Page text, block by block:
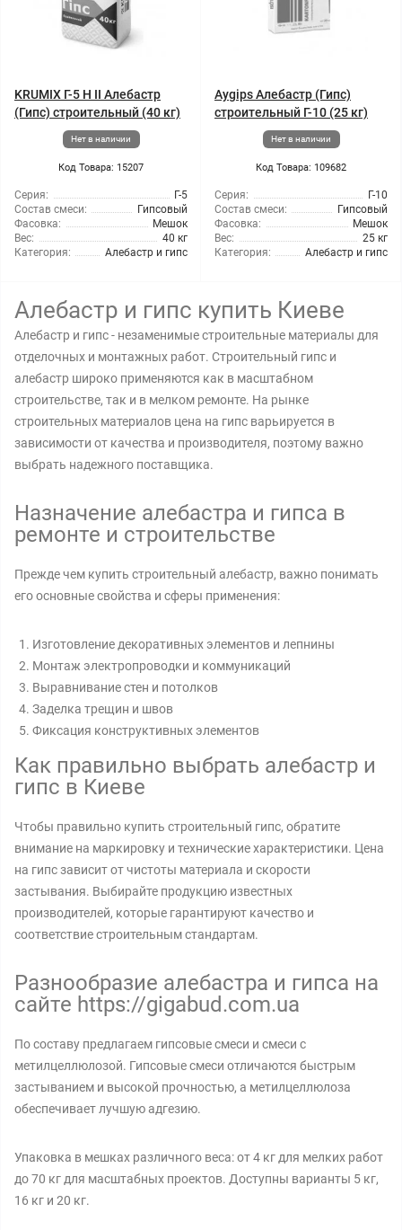
KRUMIX Г-5 Н ІІ Алебастр
(Гипс) строительный (40 кг)
Нет в наличии
Код Товара: 15207
Серия:
Г-5
Состав смеси:
Гипсовый
Фасовка:
Мешок
Вес:
40 кг
Категория:
Алебастр и гипс
Aygips Алебастр (Гипс)
строительный Г-10 (25 кг)
Нет в наличии
Код Товара: 109682
Серия:
Г-10
Состав смеси:
Гипсовый
Фасовка:
Мешок
Вес:
25 кг
Категория:
Алебастр и гипс
Алебастр и гипс купить Киеве
Алебастр и гипс - незаменимые строительные материалы для
отделочных и монтажных работ. Строительный гипс и
алебастр широко применяются как в масштабном
строительстве, так и в мелком ремонте. На рынке
строительных материалов цена на гипс варьируется в
зависимости от качества и производителя, поэтому важно
выбрать надежного поставщика.
Назначение алебастра и гипса в
ремонте и строительстве
Прежде чем купить строительный алебастр, важно понимать
его основные свойства и сферы применения:
Изготовление декоративных элементов и лепнины
Монтаж электропроводки и коммуникаций
Выравнивание стен и потолков
Заделка трещин и швов
Фиксация конструктивных элементов
Как правильно выбрать алебастр и
гипс в Киеве
Чтобы правильно купить строительный гипс, обратите
внимание на маркировку и технические характеристики. Цена
на гипс зависит от чистоты материала и скорости
застывания. Выбирайте продукцию известных
производителей, которые гарантируют качество и
соответствие строительным стандартам.
Разнообразие алебастра и гипса на
сайте https://gigabud.com.ua
По составу предлагаем гипсовые смеси и смеси с
метилцеллюлозой. Гипсовые смеси отличаются быстрым
застыванием и высокой прочностью, а метилцеллюлоза
обеспечивает лучшую адгезию.
Упаковка в мешках различного веса: от 4 кг для мелких работ
до 70 кг для масштабных проектов. Доступны варианты 5 кг,
16 кг и 20 кг.